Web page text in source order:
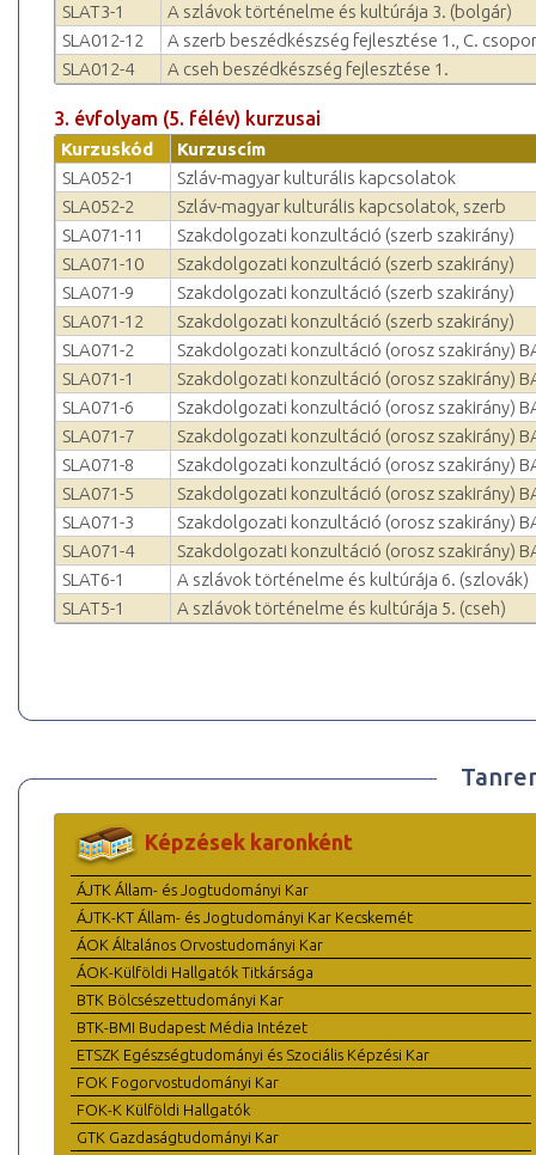
SLAT3-1
A szlávok történelme és kultúrája 3. (bolgár)
SLA012-12
A szerb beszédkészség fejlesztése 1., C.
SLA012-4
A cseh beszédkészség fejlesztése 1.
3. évfolyam (5. félév) kurzusai
Kurzuskód
Kurzuscím
SLA052-1
Szláv-magyar kulturális kapcsolatok
SLA052-2
Szláv-magyar kulturális kapcsolatok, szerb
SLA071-11
Szakdolgozati konzultáció (szerb szakirány)
SLA071-10
Szakdolgozati konzultáció (szerb szakirány)
SLA071-9
Szakdolgozati konzultáció (szerb szakirány)
SLA071-12
Szakdolgozati konzultáció (szerb szakirány)
SLA071-2
Szakdolgozati konzultáció (orosz szakirány)
SLA071-1
Szakdolgozati konzultáció (orosz szakirány)
SLA071-6
Szakdolgozati konzultáció (orosz szakirány)
SLA071-7
Szakdolgozati konzultáció (orosz szakirány)
SLA071-8
Szakdolgozati konzultáció (orosz szakirány)
SLA071-5
Szakdolgozati konzultáció (orosz szakirány)
SLA071-3
Szakdolgozati konzultáció (orosz szakirány)
SLA071-4
Szakdolgozati konzultáció (orosz szakirány)
SLAT6-1
A szlávok történelme és kultúrája 6. (szlovák)
SLAT5-1
A szlávok történelme és kultúrája 5. (cseh)
Képzések karonként
ÁJTK Állam- és Jogtudományi Kar
ÁJTK-KT Állam- és Jogtudományi Kar Kecskemét
ÁOK Általános Orvostudományi Kar
ÁOK-Külföldi Hallgatók Titkársága
BTK Bölcsészettudományi Kar
BTK-BMI Budapest Média Intézet
ETSZK Egészségtudományi és Szociális Képzési Kar
FOK Fogorvostudományi Kar
FOK-K Külföldi Hallgatók
GTK Gazdaságtudományi Kar